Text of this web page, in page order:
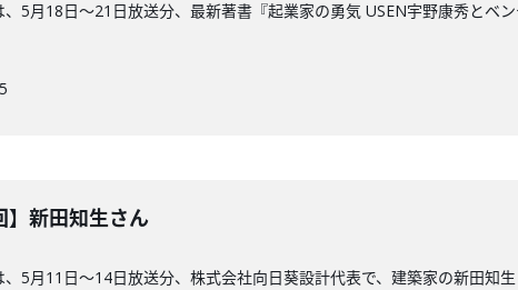
5月18日〜21日放送分、最新著書『起業家の勇気 USEN宇野康秀とベ
新田知生さん
5月11日〜14日放送分、株式会社向日葵設計代表で、建築家の新田知